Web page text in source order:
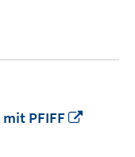
PFIFF